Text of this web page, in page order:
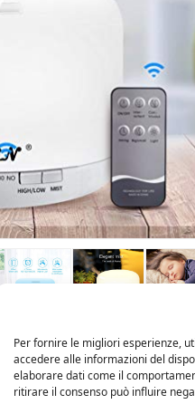
Per fornire le migliori esperienze,
accedere alle informazioni del
elaborare dati come il
ritirare il consenso può influire
del tempo: 60 minuti, 120
Uscita regolabile del vapore